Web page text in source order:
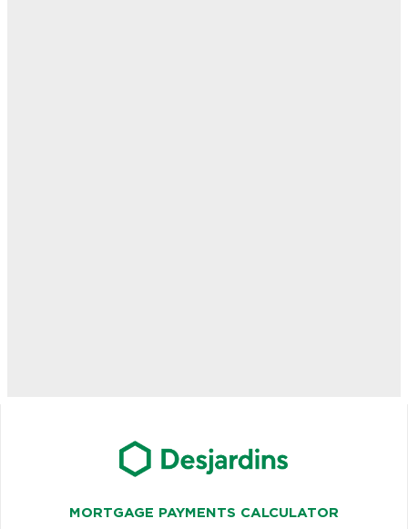
MORTGAGE PAYMENTS CALCULATOR